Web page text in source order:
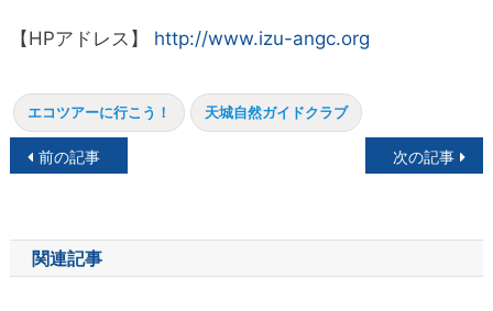
【HPアドレス】 http://www.izu-angc.org
エコツアーに行こう！ 天城自然ガイドクラブ
投
ナ
ビ
前の記事 次の記事
関連記事